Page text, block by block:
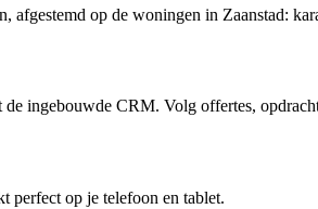
op de woningen in Zaanstad:
ingebouwde CRM. Volg offertes,
perfect op je telefoon en tablet.